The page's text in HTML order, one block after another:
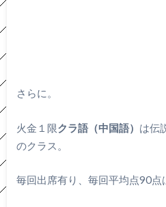
さらに。
火金１限クラ語（中国語） は伝
のクラス。
毎回出席有り、毎回平均点90点